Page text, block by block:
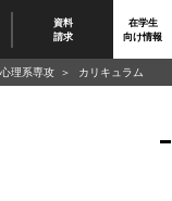
資料
請求
在学生
向け情報
理系専攻 カリキュラム